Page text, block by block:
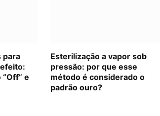
para
e
Esterilização a vapor sob
pressão: por que esse
método é considerado o
padrão ouro?